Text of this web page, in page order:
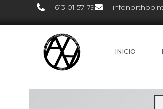
613 01 57 79
INICIO